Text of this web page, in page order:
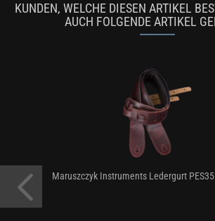
KUNDEN, WELCHE DIESEN ARTIKEL
AUCH FOLGENDE ARTIKEL
Maruszczyk Instruments Ledergurt